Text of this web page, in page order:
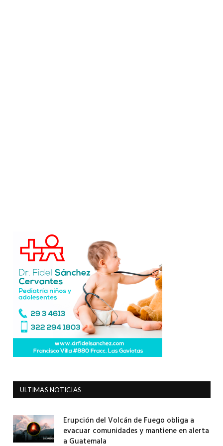
ULTIMAS NOTICIAS
Erupción del Volcán de Fuego obliga a
evacuar comunidades y mantiene en alerta
a Guatemala